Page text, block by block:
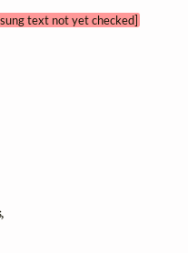
text not yet checked]